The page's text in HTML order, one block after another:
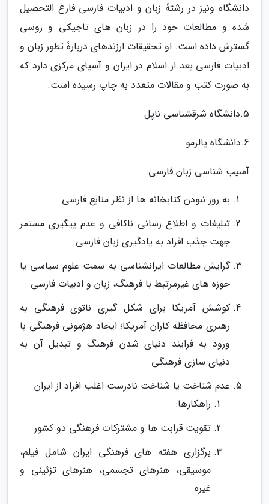
دانشگاه ونیز در رشتۀ زبان و ادبیات فارسی فارغ التحصیل
شده و مطالعات خود را در زبان­ های تاجیکی و روسی
گسترش داده است. او تحقیقات ارزنده­ای دربارۀ تطور زبان و
ادبیات فارسی بعد از اسلام در ایران و آسیای مرکزی دارد که
به ­صورت کتب و مقالات متعدد به چاپ رسیده است.
5.دانشگاه شرق­شناسی ناپل
6.دانشگاه پالرمو
آسیب­ شناسی زبان فارسی:
به روز نبودن کتابخانه ­ها از نظر منابع فارسی
تبلیغات و اطلاع رسانی ناکافی و عدم پیگیری مستمر
جهت جذب افراد به یادگیری زبان فارسی
گرایش مطالعات ایران­شناسی به سمت علوم سیاسی یا
حوزه ­های غیر­مرتبط با فرهنگ، زبان و ادبیات فارسی
کوشش آمریکا برای شکل­ گیری ناتوی فرهنگی به
رهبری محافظه ­کاران آمریکا؛ ایجاد هژمونی فرهنگی با
ورود به فرایند دنیای شدن فرهنگ و تبدیل آن به
دنیای­ سازی فرهنگی
عدم شناخت یا شناخت نادرست اغلب افراد از ایران
راهکارها:
تقویت قرابت­ ها و مشترکات فرهنگی دو کشور
برگزاری هفته های فرهنگی ایران شامل فیلم،
موسیقی، هنرهای تجسمی، هنرهای تزئینی و
غیره